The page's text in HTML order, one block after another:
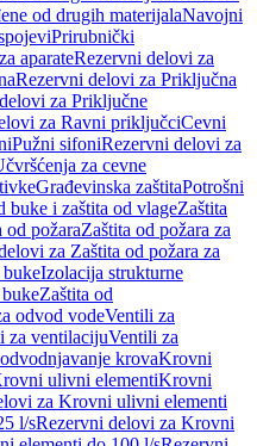
od drugih materijalaNavojni
Prirubnički
aparateRezervni delovi za
Rezervni delovi za Priključna
za Priključne
za Ravni priključciCevni
Pužni sifoniRezervni delovi za
za cevne
Građevinska zaštitaPotrošni
buke i zaštita od vlageZaštita
od požaraZaštita od požara za
za Zaštita od požara za
bukeIzolacija strukturne
Zaštita od
odvod vodeVentili za
za ventilacijuVentili za
krovaKrovni
ulivni elementiKrovni
za Krovni ulivni elementi
l/sRezervni delovi za Krovni